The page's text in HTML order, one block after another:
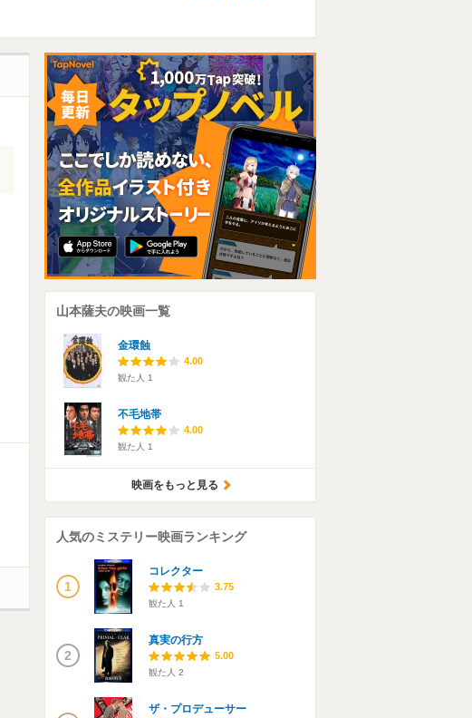
山本薩夫の映画一覧
金環蝕
4.00
観た人 1
不毛地帯
4.00
観た人 1
映画をもっと見る
人気のミステリー映画ランキング
1
コレクター
3.75
観た人 1
2
真実の行方
5.00
観た人 2
ザ・プロデューサー